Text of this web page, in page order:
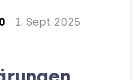
1. Sept 2025